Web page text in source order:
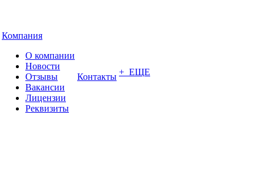
Компания
О компании
Новости
Отзывы
Вакансии
Лицензии
Реквизиты
Контакты + ЕЩЕ